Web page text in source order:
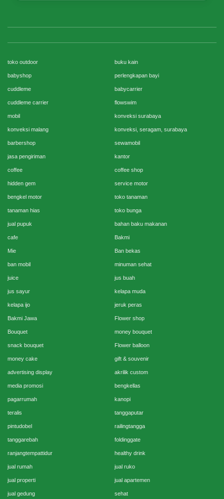
toko outdoor buku kain
babyshop perlengkapan bayi
cuddleme babycarrier
cuddleme carrier flowswim
mobil konveksi surabaya
konveksi malang konveksi, seragam, surabaya
barbershop sewamobil
jasa pengiriman kantor
coffee coffee shop
hidden gem service motor
bengkel motor toko tanaman
tanaman hias toko bunga
jual pupuk bahan baku makanan
cafe Bakmi
Mie Ban bekas
ban mobil minuman sehat
juice jus buah
jus sayur kelapa muda
kelapa ijo jeruk peras
Bakmi Jawa Flower shop
Bouquet money bouquet
snack bouquet Flower balloon
money cake gift & souvenir
advertising display akrilik custom
media promosi bengkellas
pagarrumah kanopi
teralis tanggaputar
pintudobel railingtangga
tanggarebah foldinggate
ranjangtempattidur healthy drink
jual rumah jual ruko
jual properti jual apartemen
jual gedung sehat